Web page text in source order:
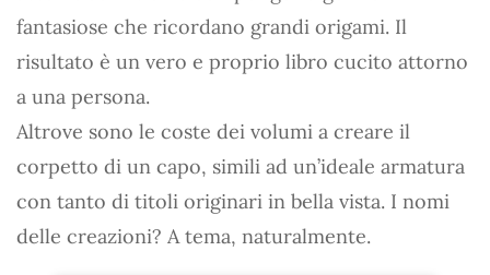
fantasiose che ricordano grandi origami. Il
risultato è un vero e proprio libro cucito attorno
a una persona.
Altrove sono le coste dei volumi a creare il
corpetto di un capo, simili ad un’ideale armatura
con tanto di titoli originari in bella vista. I nomi
delle creazioni? A tema, naturalmente.